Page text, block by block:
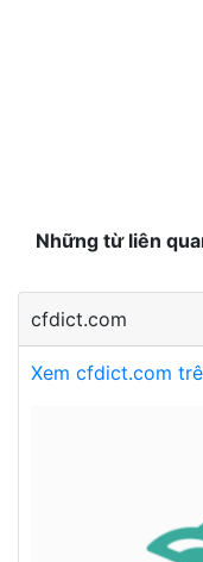
Những từ liên
cfdict.com
Xem cfdict.com